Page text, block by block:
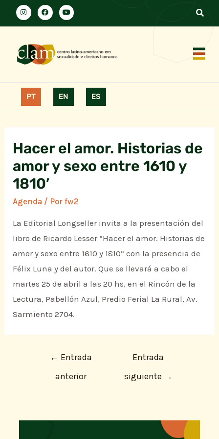
PT EN ES
Hacer el amor. Historias de
amor y sexo entre 1610 y
1810′
Agenda / Porfw2
La Editorial Longseller invita a la presentación del
libro de Ricardo Lesser “Hacer el amor. Historias de
amor y sexo entre 1610 y 1810” con la presencia de
Félix Luna y del autor. Que se llevará a cabo el
martes 25 de abril a las 20 hs, en el Rincón de la
Lectura, Pabellón Azul, Predio Ferial La Rural, Av.
Sarmiento 2704.
← Entrada
anterior
Entrada
siguiente →